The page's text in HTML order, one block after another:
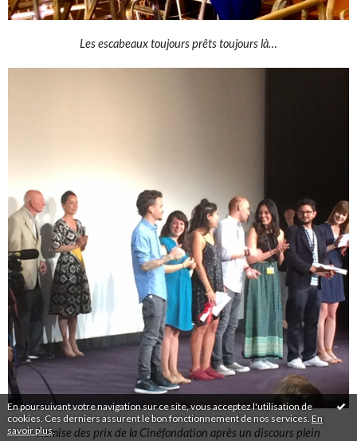
En poursuivant votre navigation sur ce site, vous acceptez l'utilisation de
cookies. Ces derniers assurent le bon fonctionnement de nos services. En
savoir plus.
Les escabeaux toujours prêts toujours là…
Remise des prix de la Cinéfondation après un discours plein